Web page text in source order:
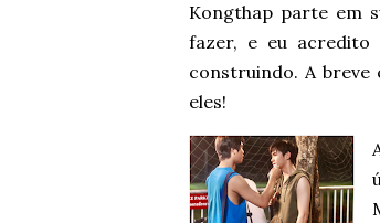
Kongthap parte em
fazer, e eu acredito
construindo. A
eles!